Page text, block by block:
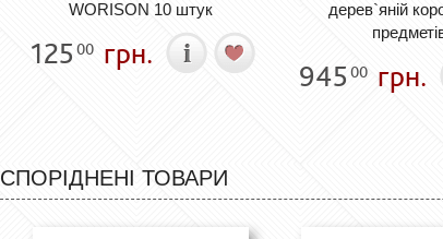
WORISON 10 штук
125 00 грн.
дерев`яній
945 00 грн.
СПОРІДНЕНІ ТОВАРИ